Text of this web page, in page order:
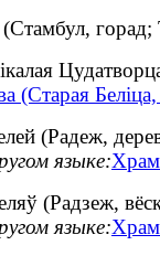
(Стамбул,
(Старая
(Радеж,
языке:Храм
(Радзеж,
языке:Храм